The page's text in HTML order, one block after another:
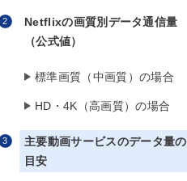
Netflixの画質別データ通信量
（公式値）
標準画質（中画質）の場合
HD・4K（高画質）の場合
主要動画サービスのデータ量の
目安